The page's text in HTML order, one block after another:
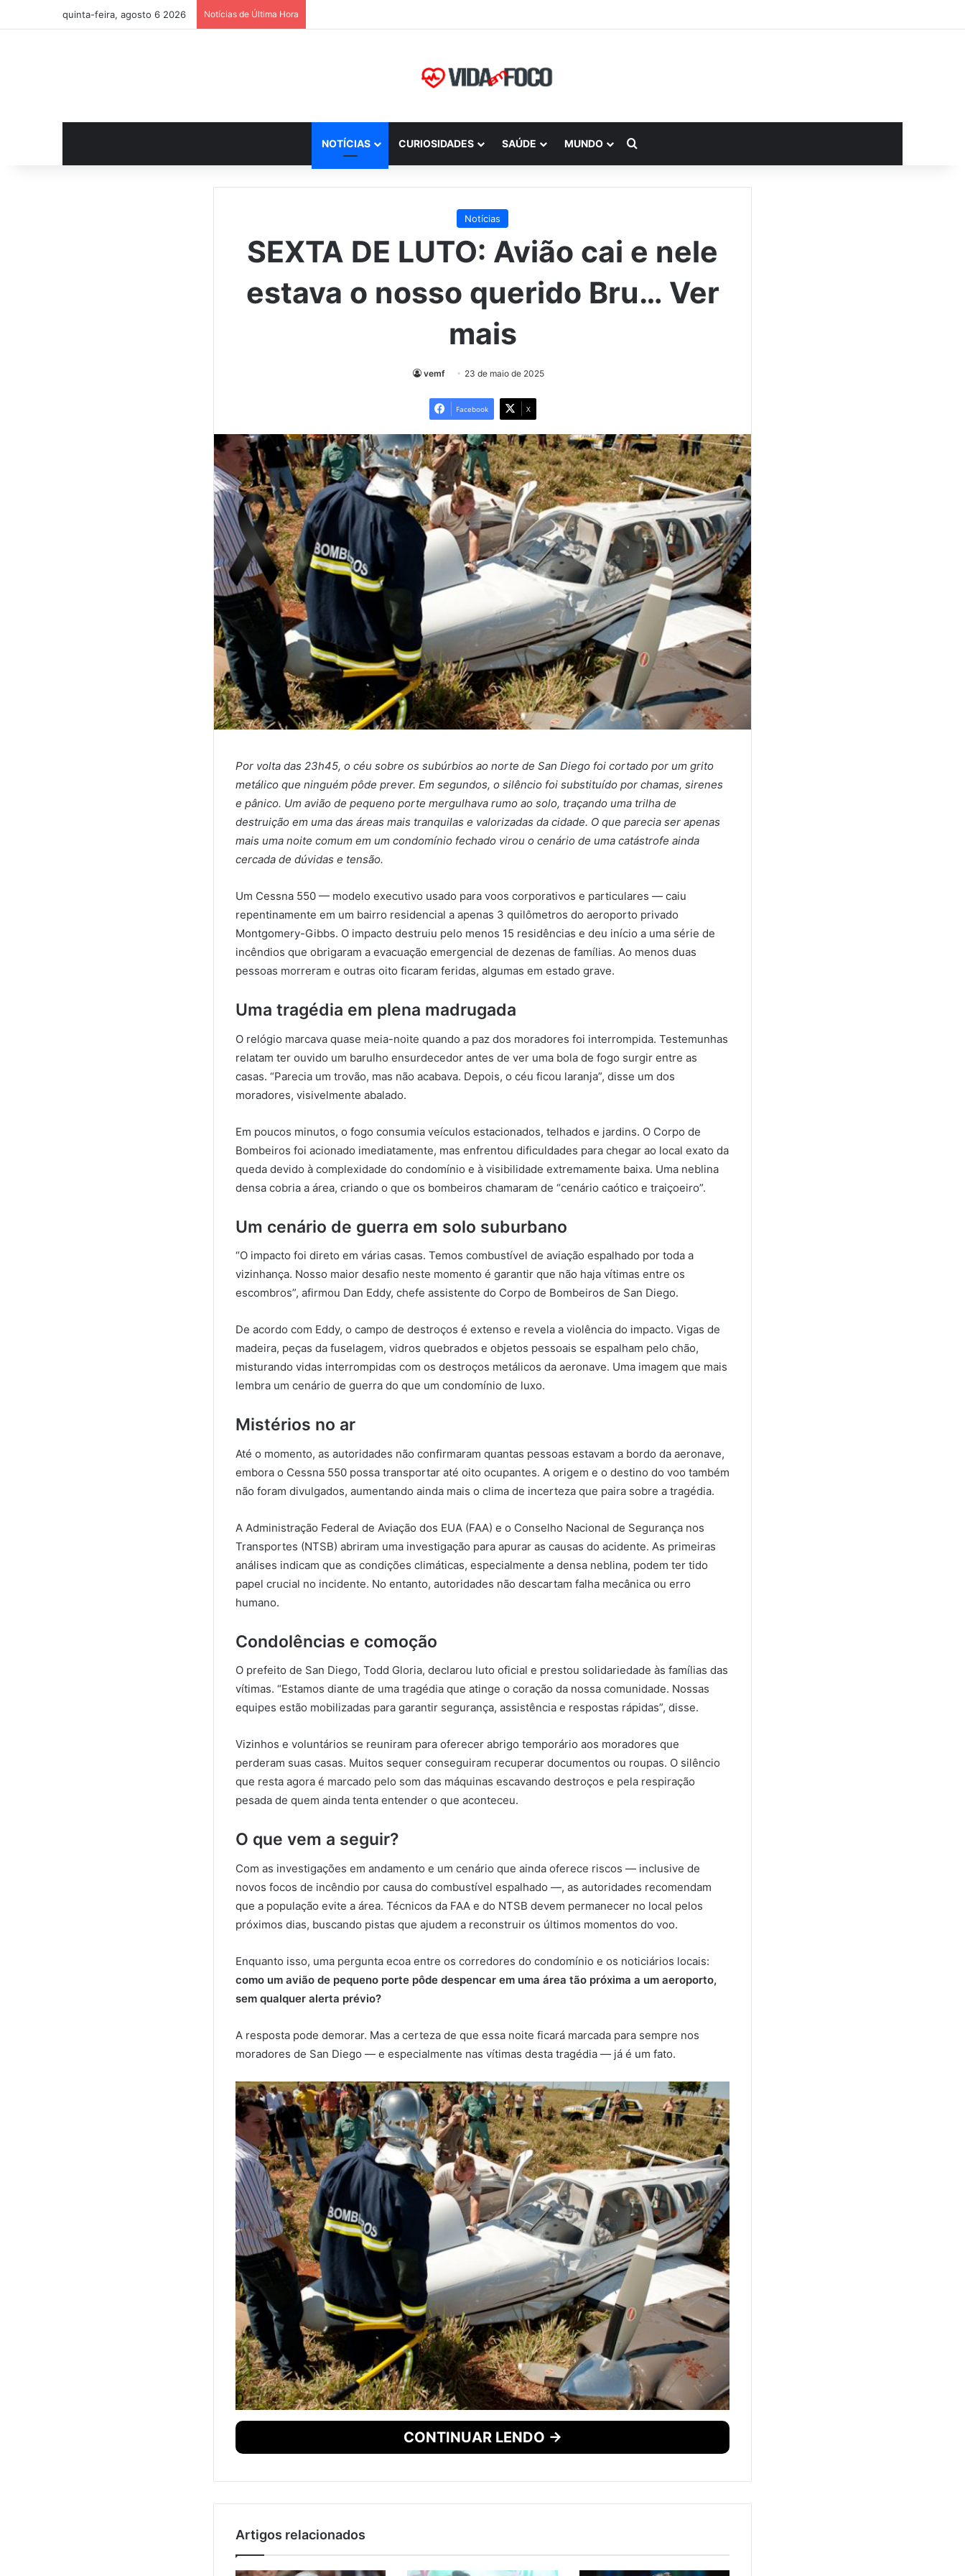
quinta-feira, agosto 6 2026 Notícias de Última Hora
NOTÍCIAS CURIOSIDADES SAÚDE MUNDO
Notícias
SEXTA DE LUTO: Avião cai e nele
estava o nosso querido Bru… Ver
mais
vemf 23 de maio de 2025
Facebook X
Por volta das 23h45, o céu sobre os subúrbios ao norte de San Diego foi cortado por um grito
metálico que ninguém pôde prever. Em segundos, o silêncio foi substituído por chamas, sirenes
e pânico. Um avião de pequeno porte mergulhava rumo ao solo, traçando uma trilha de
destruição em uma das áreas mais tranquilas e valorizadas da cidade. O que parecia ser apenas
mais uma noite comum em um condomínio fechado virou o cenário de uma catástrofe ainda
cercada de dúvidas e tensão.
Um Cessna 550 — modelo executivo usado para voos corporativos e particulares — caiu
repentinamente em um bairro residencial a apenas 3 quilômetros do aeroporto privado
Montgomery-Gibbs. O impacto destruiu pelo menos 15 residências e deu início a uma série de
incêndios que obrigaram a evacuação emergencial de dezenas de famílias. Ao menos duas
pessoas morreram e outras oito ficaram feridas, algumas em estado grave.
Uma tragédia em plena madrugada
O relógio marcava quase meia-noite quando a paz dos moradores foi interrompida. Testemunhas
relatam ter ouvido um barulho ensurdecedor antes de ver uma bola de fogo surgir entre as
casas. “Parecia um trovão, mas não acabava. Depois, o céu ficou laranja”, disse um dos
moradores, visivelmente abalado.
Em poucos minutos, o fogo consumia veículos estacionados, telhados e jardins. O Corpo de
Bombeiros foi acionado imediatamente, mas enfrentou dificuldades para chegar ao local exato da
queda devido à complexidade do condomínio e à visibilidade extremamente baixa. Uma neblina
densa cobria a área, criando o que os bombeiros chamaram de “cenário caótico e traiçoeiro”.
Um cenário de guerra em solo suburbano
“O impacto foi direto em várias casas. Temos combustível de aviação espalhado por toda a
vizinhança. Nosso maior desafio neste momento é garantir que não haja vítimas entre os
escombros”, afirmou Dan Eddy, chefe assistente do Corpo de Bombeiros de San Diego.
De acordo com Eddy, o campo de destroços é extenso e revela a violência do impacto. Vigas de
madeira, peças da fuselagem, vidros quebrados e objetos pessoais se espalham pelo chão,
misturando vidas interrompidas com os destroços metálicos da aeronave. Uma imagem que mais
lembra um cenário de guerra do que um condomínio de luxo.
Mistérios no ar
Até o momento, as autoridades não confirmaram quantas pessoas estavam a bordo da aeronave,
embora o Cessna 550 possa transportar até oito ocupantes. A origem e o destino do voo também
não foram divulgados, aumentando ainda mais o clima de incerteza que paira sobre a tragédia.
A Administração Federal de Aviação dos EUA (FAA) e o Conselho Nacional de Segurança nos
Transportes (NTSB) abriram uma investigação para apurar as causas do acidente. As primeiras
análises indicam que as condições climáticas, especialmente a densa neblina, podem ter tido
papel crucial no incidente. No entanto, autoridades não descartam falha mecânica ou erro
humano.
Condolências e comoção
O prefeito de San Diego, Todd Gloria, declarou luto oficial e prestou solidariedade às famílias das
vítimas. “Estamos diante de uma tragédia que atinge o coração da nossa comunidade. Nossas
equipes estão mobilizadas para garantir segurança, assistência e respostas rápidas”, disse.
Vizinhos e voluntários se reuniram para oferecer abrigo temporário aos moradores que
perderam suas casas. Muitos sequer conseguiram recuperar documentos ou roupas. O silêncio
que resta agora é marcado pelo som das máquinas escavando destroços e pela respiração
pesada de quem ainda tenta entender o que aconteceu.
O que vem a seguir?
Com as investigações em andamento e um cenário que ainda oferece riscos — inclusive de
novos focos de incêndio por causa do combustível espalhado —, as autoridades recomendam
que a população evite a área. Técnicos da FAA e do NTSB devem permanecer no local pelos
próximos dias, buscando pistas que ajudem a reconstruir os últimos momentos do voo.
Enquanto isso, uma pergunta ecoa entre os corredores do condomínio e os noticiários locais:
como um avião de pequeno porte pôde despencar em uma área tão próxima a um aeroporto,
sem qualquer alerta prévio?
A resposta pode demorar. Mas a certeza de que essa noite ficará marcada para sempre nos
moradores de San Diego — e especialmente nas vítimas desta tragédia — já é um fato.
CONTINUAR LENDO →
Artigos relacionados